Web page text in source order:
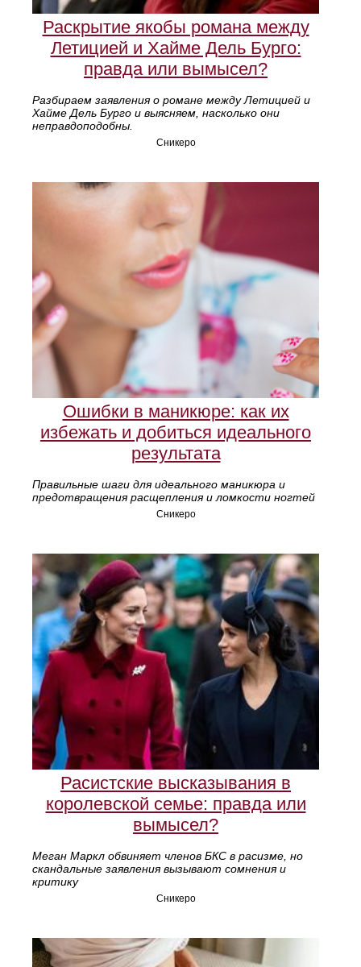
Раскрытие якобы романа между
Летицией и Хайме Дель Бурго:
правда или вымысел?
Разбираем заявления о романе между Летицией и
Хайме Дель Бурго и выясняем, насколько они
неправдоподобны.
Сникеро
Ошибки в маникюре: как их
избежать и добиться идеального
результата
Правильные шаги для идеального маникюра и
предотвращения расщепления и ломкости ногтей
Сникеро
Расистские высказывания в
королевской семье: правда или
вымысел?
Меган Маркл обвиняет членов БКС в расизме, но
скандальные заявления вызывают сомнения и
критику
Сникеро